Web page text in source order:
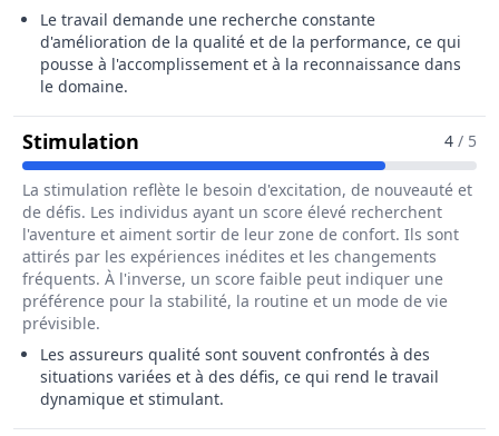
Le travail demande une recherche constante
d'amélioration de la qualité et de la performance, ce qui
pousse à l'accomplissement et à la reconnaissance dans
le domaine.
Stimulation Pour Le Métier De Assureur / 4 / 5
La stimulation reflète le besoin d'excitation, de nouveauté et
de défis. Les individus ayant un score élevé recherchent
l'aventure et aiment sortir de leur zone de confort. Ils sont
attirés par les expériences inédites et les changements
fréquents. À l'inverse, un score faible peut indiquer une
préférence pour la stabilité, la routine et un mode de vie
prévisible.
Les assureurs qualité sont souvent confrontés à des
situations variées et à des défis, ce qui rend le travail
dynamique et stimulant.